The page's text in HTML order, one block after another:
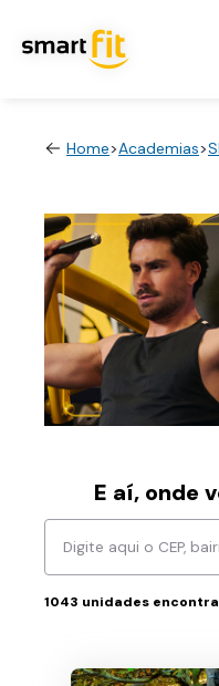
Home>Academias>
E aí, onde
Digite aqui o CEP,
1043 unidades